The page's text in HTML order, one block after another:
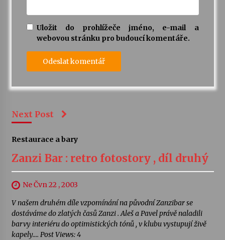
Uložit do prohlížeče jméno, e-mail a
webovou stránku pro budoucí komentáře.
Next Post
Restaurace a bary
Zanzi Bar : retro fotostory , díl druhý
Ne Čvn 22 , 2003
V našem druhém díle vzpomínání na původní Zanzibar se
dostáváme do zlatých časů Zanzi . Aleš a Pavel právě naladili
barvy interiéru do optimistických tónů , v klubu vystupují živě
kapely…. Post Views: 4